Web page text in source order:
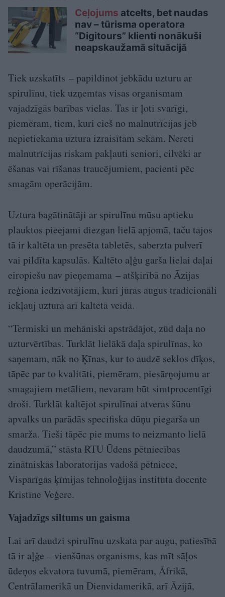
Ceļojums atcelts, bet naudas
nav – tūrisma operatora
“Digitours” klienti nonākuši
neapskaužamā situācijā
Tiek uzskatīts – papildinot jebkādu uzturu ar
spirulīnu, tiek uzņemtas visas organismam
vajadzīgās barības vielas. Tas ir ļoti svarīgi,
piemēram, tiem, kuri cieš no malnutrīcijas jeb
nepietiekama uztura izraisītām sekām. Nereti
malnutrīcijas riskam pakļauti seniori, cilvēki ar
ēšanas vai rīšanas traucējumiem, pacienti pēc
smagām operācijām.
Uztura bagātinātāji ar spirulīnu mūsu aptieku
plauktos pieejami diezgan lielā apjomā, taču tajos
tā ir kaltēta un presēta tabletēs, saberzta pulverī
vai pildīta kapsulās. Kaltēto aļģu garša lielai daļai
eiropiešu nav pieņemama – atšķirībā no Āzijas
reģiona iedzīvotājiem, kuri jūras augus tradicionāli
iekļauj uzturā arī kaltētā veidā.
“Termiski un mehāniski apstrādājot, zūd daļa no
uzturvērtības. Turklāt lielākā daļa spirulīnas, ko
saņemam, nāk no Ķīnas, kur to audzē seklos dīķos,
tāpēc par to kvalitāti, piemēram, piesārņojumu ar
smagajiem metāliem, nevaram būt simtprocentīgi
droši. Turklāt kaltējot spirulīnai atveras šūnu
apvalks un parādās specifiska dūņu piegarša un
smarža. Tieši tāpēc pie mums to neizmanto lielā
daudzumā,” stāsta RTU Ūdens pētniecības
zinātniskās laboratorijas vadošā pētniece,
Vispārīgās ķīmijas tehnoloģijas institūta docente
Kristīne Veģere.
Vajadzīgs siltums un gaisma
Lai arī daudzi spirulīnu uzskata par augu, patiesībā
tā ir aļģe – vienšūnas organisms, kas mīt sāļos
ūdeņos ekvatora tuvumā, piemēram, Āfrikā,
Centrālamerikā un Dienvid­amerikā, arī Āzijā,